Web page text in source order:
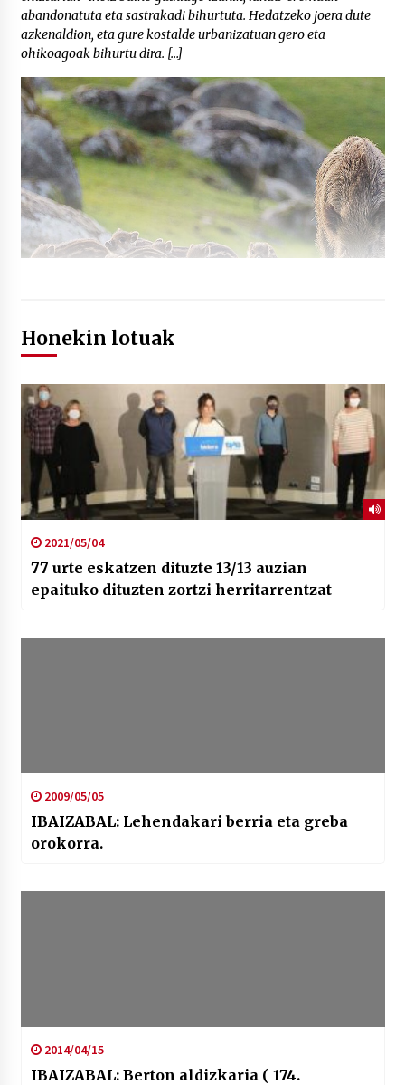
abandonatuta eta sastrakadi bihurtuta. Hedatzeko joera dute
azkenaldion, eta gure kostalde urbanizatuan gero eta
ohikoagoak bihurtu dira. […]
Honekin lotuak
2021/05/04
77 urte eskatzen dituzte 13/13 auzian
epaituko dituzten zortzi herritarrentzat
2009/05/05
IBAIZABAL: Lehendakari berria eta greba
orokorra.
2014/04/15
IBAIZABAL: Berton aldizkaria ( 174.